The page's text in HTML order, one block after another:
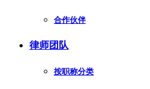
合作伙伴
律师团队
按职称分类